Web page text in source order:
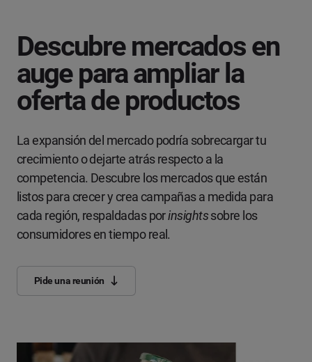
Descubre mercados en
auge para ampliar la
oferta de productos
La expansión del mercado podría sobrecargar tu
crecimiento o dejarte atrás respecto a la
competencia. Descubre los mercados que están
listos para crecer y crea campañas a medida para
cada región, respaldadas porinsightssobre los
consumidores en tiempo real.
Pide una reunión